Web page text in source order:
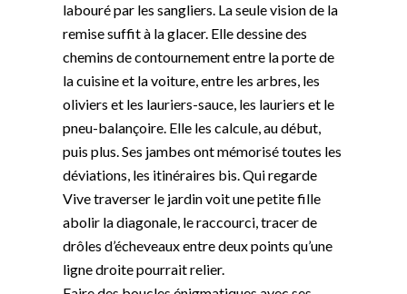
labouré par les sangliers. La seule vision de la
remise suffit à la glacer. Elle dessine des
chemins de contournement entre la porte de
la cuisine et la voiture, entre les arbres, les
oliviers et les lauriers-sauce, les lauriers et le
pneu-balançoire. Elle les calcule, au début,
puis plus. Ses jambes ont mémorisé toutes les
déviations, les itinéraires bis. Qui regarde
Vive traverser le jardin voit une petite fille
abolir la diagonale, le raccourci, tracer de
drôles d’écheveaux entre deux points qu’une
ligne droite pourrait relier.